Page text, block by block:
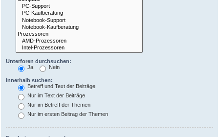
Unterforen durchsuchen:
Ja
Nein
Innerhalb suchen:
Betreff und Text der Beiträge
Nur im Text der Beiträge
Nur im Betreff der Themen
Nur im ersten Beitrag der Themen